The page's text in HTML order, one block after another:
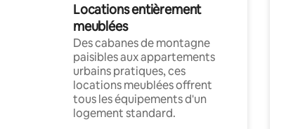
Locations entièrement
meublées
Des cabanes de montagne
paisibles aux appartements
urbains pratiques, ces
locations meublées offrent
tous les équipements d'un
logement standard.